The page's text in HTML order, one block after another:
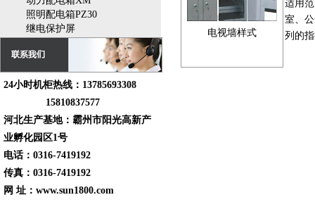
照明配电箱PZ30
继电保护屏
24小时机柜热线：13785693308
15810837577
河北生产基地：霸州市阳光高新产
业孵化园区1号
电话：0316-7419192
传真：0316-7419192
网 址： www.sun1800.com
电视墙样式
适用
室、
列的